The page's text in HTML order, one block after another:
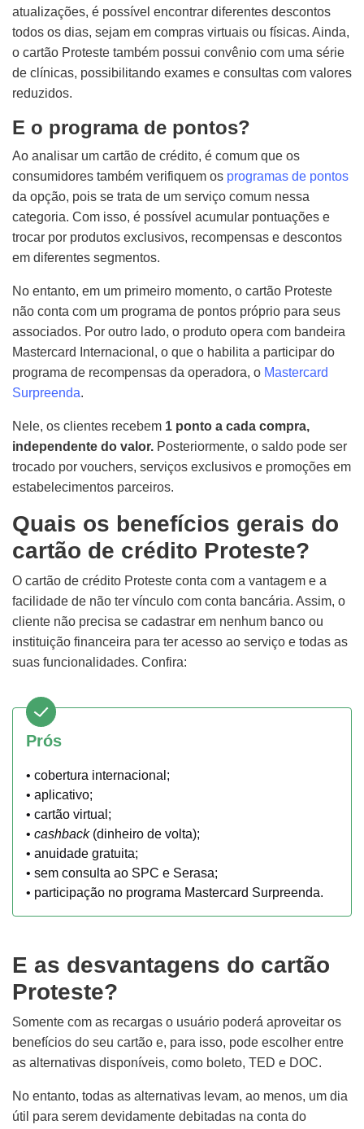
atualizações, é possível encontrar diferentes descontos
todos os dias, sejam em compras virtuais ou físicas. Ainda,
o cartão Proteste também possui convênio com uma série
de clínicas, possibilitando exames e consultas com valores
reduzidos.
E o programa de pontos?
Ao analisar um cartão de crédito, é comum que os
consumidores também verifiquem os programas de pontos
da opção, pois se trata de um serviço comum nessa
categoria. Com isso, é possível acumular pontuações e
trocar por produtos exclusivos, recompensas e descontos
em diferentes segmentos.
No entanto, em um primeiro momento, o cartão Proteste
não conta com um programa de pontos próprio para seus
associados. Por outro lado, o produto opera com bandeira
Mastercard Internacional, o que o habilita a participar do
programa de recompensas da operadora, o Mastercard
Surpreenda.
Nele, os clientes recebem 1 ponto a cada compra,
independente do valor. Posteriormente, o saldo pode ser
trocado por vouchers, serviços exclusivos e promoções em
estabelecimentos parceiros.
Quais os benefícios gerais do
cartão de crédito Proteste?
O cartão de crédito Proteste conta com a vantagem e a
facilidade de não ter vínculo com conta bancária. Assim, o
cliente não precisa se cadastrar em nenhum banco ou
instituição financeira para ter acesso ao serviço e todas as
suas funcionalidades. Confira:
Prós
• cobertura internacional;
• aplicativo;
• cartão virtual;
• cashback (dinheiro de volta);
• anuidade gratuita;
• sem consulta ao SPC e Serasa;
• participação no programa Mastercard Surpreenda.
E as desvantagens do cartão
Proteste?
Somente com as recargas o usuário poderá aproveitar os
benefícios do seu cartão e, para isso, pode escolher entre
as alternativas disponíveis, como boleto, TED e DOC.
No entanto, todas as alternativas levam, ao menos, um dia
útil para serem devidamente debitadas na conta do